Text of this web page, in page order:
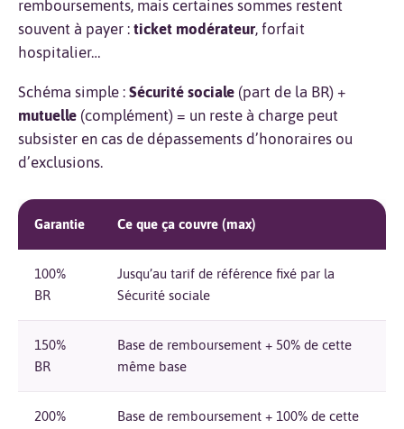
remboursements, mais certaines sommes restent
souvent à payer : ticket modérateur, forfait
hospitalier…
Schéma simple : Sécurité sociale (part de la BR) +
mutuelle (complément) = un reste à charge peut
subsister en cas de dépassements d’honoraires ou
d’exclusions.
Garantie Ce que ça couvre (max)
100%
BR
Jusqu’au tarif de référence fixé par la
Sécurité sociale
150%
BR
Base de remboursement + 50% de cette
même base
200%
Base de remboursement + 100% de cette